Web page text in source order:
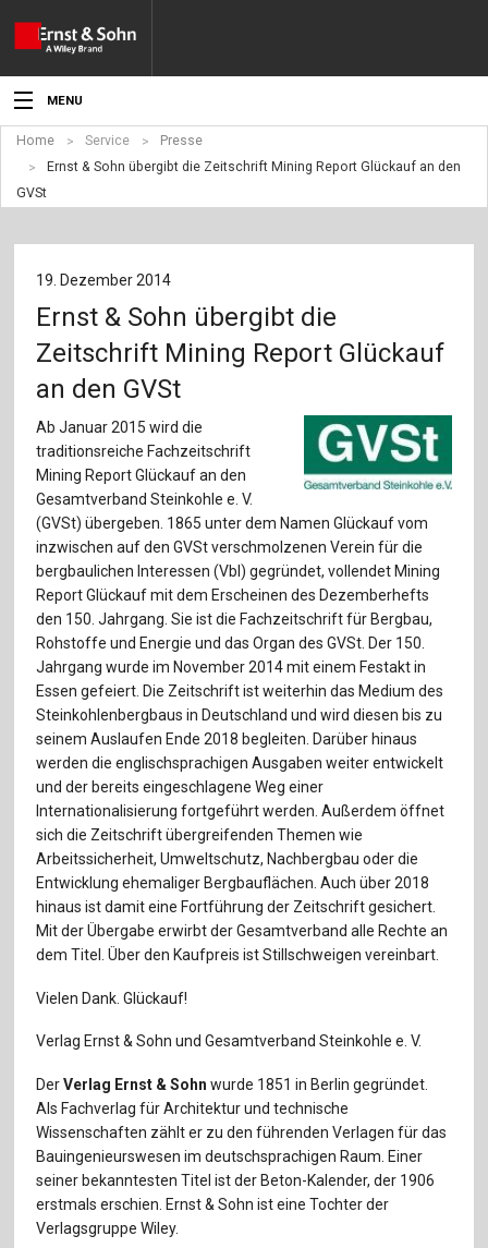
MENU
Aktuelles
Veranstaltungen
Angebote
Produkte
Werben
Service
Für Autor:innen
Verlag
Sprache / Language: DE Sprache / Language: EN
Home Service
Presse
Ernst & Sohn übergibt die Zeitschrift Mining Report Glückauf an den
GVSt
19. Dezember 2014
Ernst & Sohn übergibt die
Zeitschrift Mining Report Glückauf
an den GVSt
Ab Januar 2015 wird die
traditionsreiche Fachzeitschrift
Mining Report Glückauf an den
Gesamtverband Steinkohle e. V.
(GVSt) übergeben. 1865 unter dem Namen Glückauf vom
inzwischen auf den GVSt verschmolzenen Verein für die
bergbaulichen Interessen (VbI) gegründet, vollendet Mining
Report Glückauf mit dem Erscheinen des Dezemberhefts
den 150. Jahrgang. Sie ist die Fachzeitschrift für Bergbau,
Rohstoffe und Energie und das Organ des GVSt. Der 150.
Jahrgang wurde im November 2014 mit einem Festakt in
Essen gefeiert. Die Zeitschrift ist weiterhin das Medium des
Steinkohlenbergbaus in Deutschland und wird diesen bis zu
seinem Auslaufen Ende 2018 begleiten. Darüber hinaus
werden die englischsprachigen Ausgaben weiter entwickelt
und der bereits eingeschlagene Weg einer
Internationalisierung fortgeführt werden. Außerdem öffnet
sich die Zeitschrift übergreifenden Themen wie
Arbeitssicherheit, Umweltschutz, Nachbergbau oder die
Entwicklung ehemaliger Bergbauflächen. Auch über 2018
hinaus ist damit eine Fortführung der Zeitschrift gesichert.
Mit der Übergabe erwirbt der Gesamtverband alle Rechte an
dem Titel. Über den Kaufpreis ist Stillschweigen vereinbart.
Vielen Dank. Glückauf!
Verlag Ernst & Sohn und Gesamtverband Steinkohle e. V.
DerVerlag Ernst & Sohn wurde 1851 in Berlin gegründet.
Als Fachverlag für Architektur und technische
Wissenschaften zählt er zu den führenden Verlagen für das
Bauingenieurswesen im deutschsprachigen Raum. Einer
seiner bekanntesten Titel ist der Beton-Kalender, der 1906
erstmals erschien. Ernst & Sohn ist eine Tochter der
Verlagsgruppe Wiley.